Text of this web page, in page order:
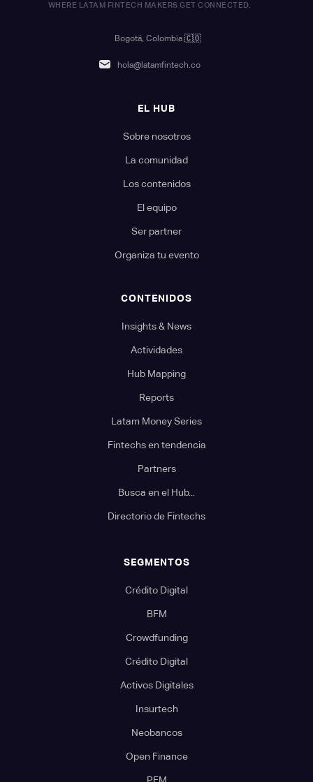
WHERE LATAM FINTECH MAKERS GET CONNECTED.
Bogotá, Colombia 🇨🇴
hola@latamfintech.co
EL HUB
Sobre nosotros
La comunidad
Los contenidos
El equipo
Ser partner
Organiza tu evento
CONTENIDOS
Insights & News
Actividades
Hub Mapping
Reports
Latam Money Series
Fintechs en tendencia
Partners
Busca en el Hub...
Directorio de Fintechs
SEGMENTOS
Crédito Digital
BFM
Crowdfunding
Crédito Digital
Activos Digitales
Insurtech
Neobancos
Open Finance